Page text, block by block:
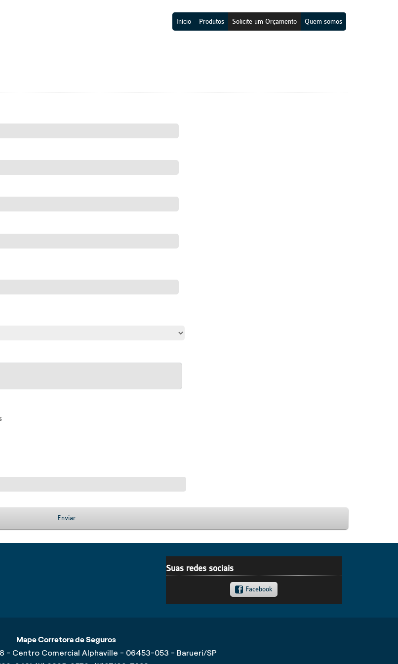
Início Produtos Solicite um Orçamento Quem somos
Enviar
Suas redes sociais
Facebook
Mape Corretora de Seguros
- Centro Comercial Alphaville - 06453-053 - Barueri/SP